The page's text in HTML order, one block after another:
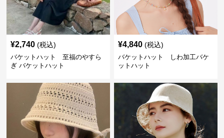
¥2,740 (税込)
バケットハット 至福のやすら
ぎ バケットハット
¥4,840 (税込)
バケットハット しわ加工バケ
ットハット